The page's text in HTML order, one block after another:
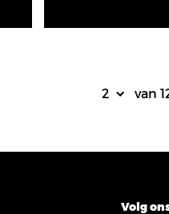
van
Volg